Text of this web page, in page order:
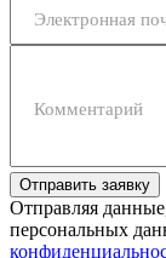
Электронная
Комментарий
Отправить заявку
Отправляя
персональных